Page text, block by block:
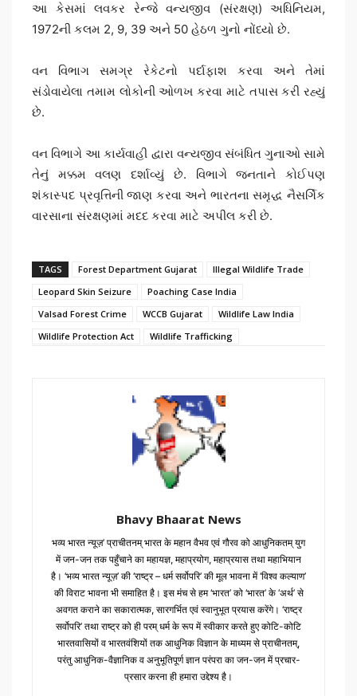
આ કેસમાં લવકર રેન્જે વન્યજીવ (સંરક્ષણ) અધિનિયમ,
1972ની કલમ 2, 9, 39 અને 50 હેઠળ ગુનો નોંધ્યો છે.
વન વિભાગ સમગ્ર રેકેટનો પર્દાફાશ કરવા અને તેમાં
સંડોવાયેલા તમામ લોકોની ઓળખ કરવા માટે તપાસ કરી રહ્યું
છે.
વન વિભાગે આ કાર્યવાહી દ્વારા વન્યજીવ સંબંધિત ગુનાઓ સામે
તેનું મક્કમ વલણ દર્શાવ્યું છે. વિભાગે જનતાને કોઈપણ
શંકાસ્પદ પ્રવૃત્તિની જાણ કરવા અને ભારતના સમૃદ્ધ નૈસર્ગિક
વારસાના સંરક્ષણમાં મદદ કરવા માટે અપીલ કરી છે.
TAGS Forest Department Gujarat
Illegal Wildlife Trade
Leopard Skin Seizure
Poaching Case India
Valsad Forest Crime
WCCB Gujarat
Wildlife Law India
Wildlife Protection Act
Wildlife Trafficking
Bhavy Bhaarat News
भव्य भारत न्यूज़’ प्राचीतनम् भारत के महान वैभव एवं गौरव को आधुनिकतम् युग
में जन-जन तक पहुँचाने का महायज्ञ, महाप्रयोग, महाप्रयास तथा महाभियान
है। ‘भव्य भारत न्यूज़’ की ‘राष्ट्र – धर्म सर्वोपरि’ की मूल भावना में ‘विश्व कल्याण’
की विराट भावना भी समाहित है। इस मंच से हम ‘भारत’ को ‘भारत’ के ‘अर्थ’ से
अवगत कराने का सकारात्मक, सारगर्भित एवं स्वानुभूत प्रयास करेंगे। ‘राष्ट्र
सर्वोपरि’ तथा राष्ट्र को ही परम् धर्म के रूप में स्वीकार करते हुए कोटि-कोटि
भारतवासियों व भारतवंशियों तक आधुनिक विज्ञान के माध्यम से प्राचीनतम्,
परंतु आधुनिक-वैज्ञानिक व अनुभूतिपूर्ण ज्ञान परंपरा का जन-जन में प्रचार-
प्रसार करना ही हमारा उद्देश्य है।